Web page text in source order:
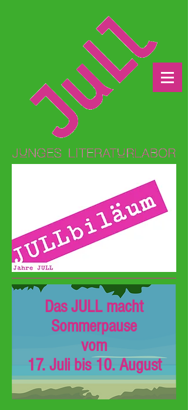
Das JULL macht
Sommerpause
vom
17. Juli bis 10. August